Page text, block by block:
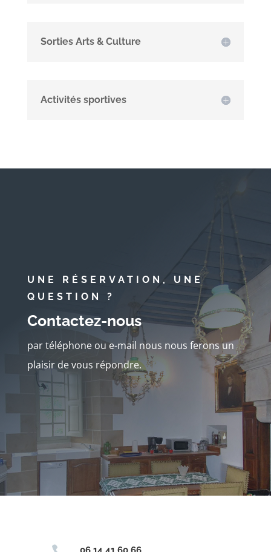
Sorties Arts & Culture
Activités sportives
UNE RÉSERVATION, UNE
QUESTION ?
Contactez-nous
par téléphone ou e-mail nous nous ferons un
plaisir de vous répondre.